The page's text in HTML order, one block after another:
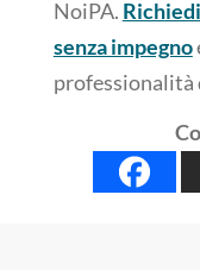
NoiPA.
senza impegno
professionalità